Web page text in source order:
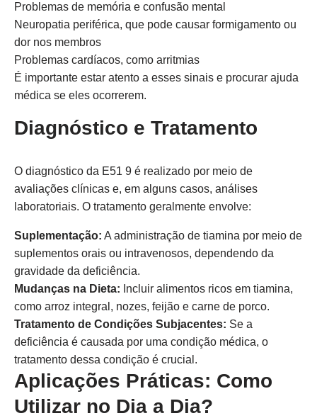
Problemas de memória e confusão mental
Neuropatia periférica, que pode causar formigamento ou
dor nos membros
Problemas cardíacos, como arritmias
É importante estar atento a esses sinais e procurar ajuda
médica se eles ocorrerem.
Diagnóstico e Tratamento
O diagnóstico da E51 9 é realizado por meio de
avaliações clínicas e, em alguns casos, análises
laboratoriais. O tratamento geralmente envolve:
Suplementação: A administração de tiamina por meio de
suplementos orais ou intravenosos, dependendo da
gravidade da deficiência.
Mudanças na Dieta: Incluir alimentos ricos em tiamina,
como arroz integral, nozes, feijão e carne de porco.
Tratamento de Condições Subjacentes: Se a
deficiência é causada por uma condição médica, o
tratamento dessa condição é crucial.
Aplicações Práticas: Como
Utilizar no Dia a Dia?